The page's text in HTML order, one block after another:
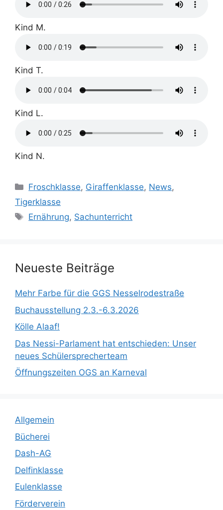
Kind M.
Kind T.
Kind L.
Kind N.
Kategorien
Froschklasse, Giraffenklasse, News,
Tigerklasse
Schlagwörter
Ernährung, Sachunterricht
Neueste Beiträge
Mehr Farbe für die GGS Nesselrodestraße
Buchausstellung 2.3.-6.3.2026
Kölle Alaaf!
Das Nessi-Parlament hat entschieden: Unser
neues Schülersprecherteam
Öffnungszeiten OGS an Karneval
Allgemein
Bücherei
Dash-AG
Delfinklasse
Eulenklasse
Förderverein